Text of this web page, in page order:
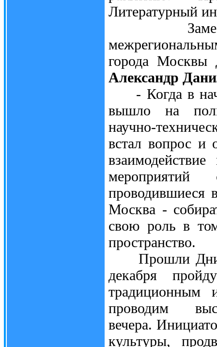
Литературный
города Москвы
Александр
- Когда в
вышло на
научно-
встал вопрос и
проводившиеся
Москва -
свою роль в
пространство.
Прошли Дни
декабря
традиционным
проводим
вечера.
культуры,